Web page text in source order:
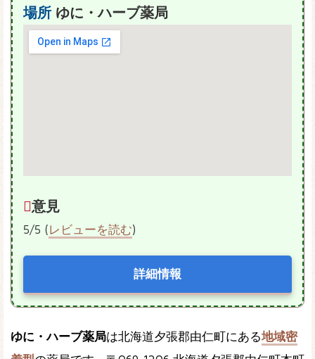
場所 ゆに・ハーブ薬局
意見
5/5 (レビューを読む)
詳細情報
ゆに・ハーブ薬局は北海道夕張郡由仁町にある地域密